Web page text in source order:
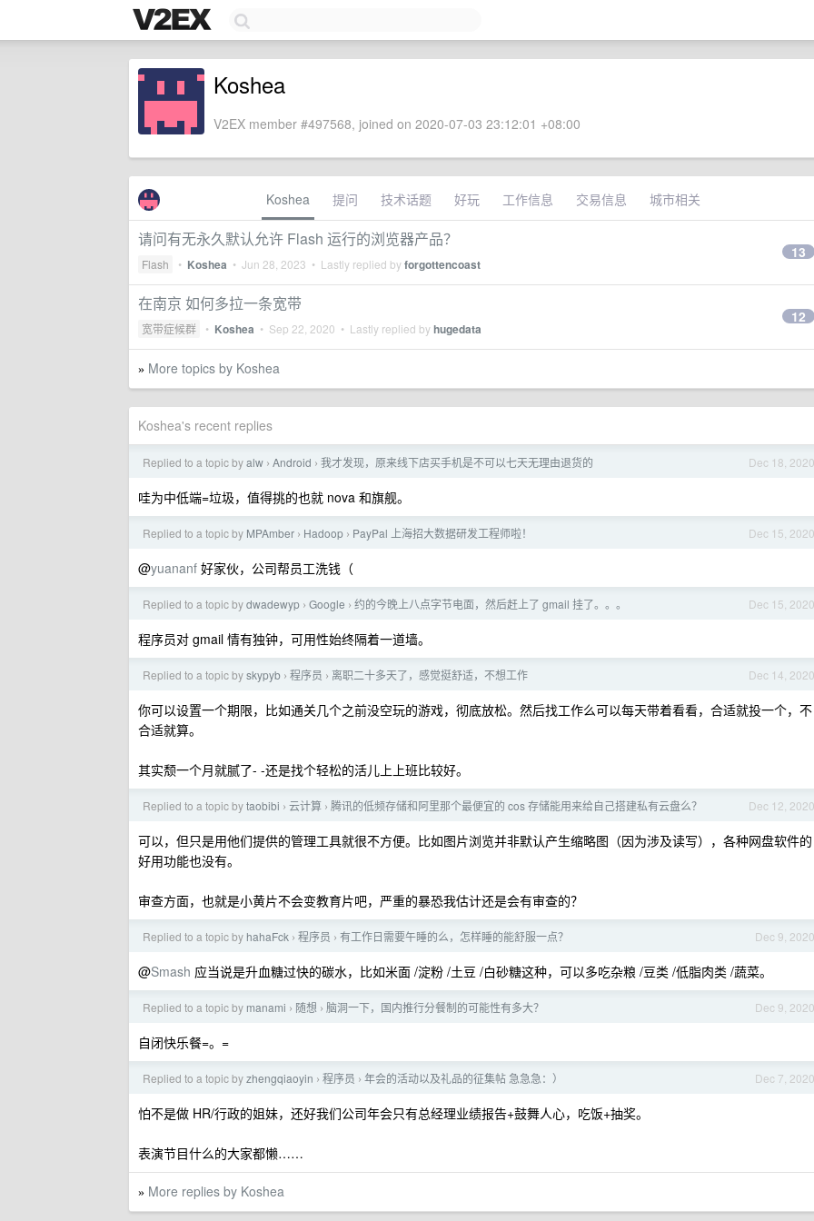
Koshea
V2EX member #497568, joined on 2020-07-03 23:12:01 +08:00
Koshea 提问 技术话题 好玩 工作信息 交易信息 城市相关
请问有无永久默认允许 Flash 运行的浏览器产品？
Flash • Koshea • Jun 28, 2023 • Lastly replied byforgottencoast
13
在南京 如何多拉一条宽带
宽带症候群 • Koshea • Sep 22, 2020 • Lastly replied byhugedata
12
» More topics by Koshea
Koshea's recent replies
Dec 18, 2020
Replied to a topic byalw › Android › 我才发现，原来线下店买手机是不可以七天无理由退货的
哇为中低端=垃圾，值得挑的也就 nova 和旗舰。
Dec 15, 2020
Replied to a topic by MPAmber › Hadoop › PayPal 上海招大数据研发工程师啦！
@yuananf 好家伙，公司帮员工洗钱（
Dec 15, 2020
Replied to a topic bydwadewyp › Google › 约的今晚上八点字节电面，然后赶上了 gmail 挂了。。。
程序员对 gmail 情有独钟，可用性始终隔着一道墙。
Dec 14, 2020
Replied to a topic byskypyb › 程序员 › 离职二十多天了，感觉挺舒适，不想工作
你可以设置一个期限，比如通关几个之前没空玩的游戏，彻底放松。然后找工作么可以每天带着看看，合适就投一个，不
合适就算。
其实颓一个月就腻了- -还是找个轻松的活儿上上班比较好。
Dec 12, 2020
Replied to a topic bytaobibi › 云计算 › 腾讯的低频存储和阿里那个最便宜的 cos 存储能用来给自己搭建私有云盘么？
可以，但只是用他们提供的管理工具就很不方便。比如图片浏览并非默认产生缩略图（因为涉及读写），各种网盘软件的
好用功能也没有。
审查方面，也就是小黄片不会变教育片吧，严重的暴恐我估计还是会有审查的？
Dec 9, 2020
Replied to a topic by hahaFck › 程序员 › 有工作日需要午睡的么，怎样睡的能舒服一点？
@Smash 应当说是升血糖过快的碳水，比如米面 /淀粉 /土豆 /白砂糖这种，可以多吃杂粮 /豆类 /低脂肉类 /蔬菜。
Dec 9, 2020
Replied to a topic by manami › 随想 › 脑洞一下，国内推行分餐制的可能性有多大？
自闭快乐餐=。=
Dec 7, 2020
Replied to a topic byzhengqiaoyin › 程序员 › 年会的活动以及礼品的征集帖 急急急：）
怕不是做 HR/行政的姐妹，还好我们公司年会只有总经理业绩报告+鼓舞人心，吃饭+抽奖。
表演节目什么的大家都懒……
» More replies by Koshea